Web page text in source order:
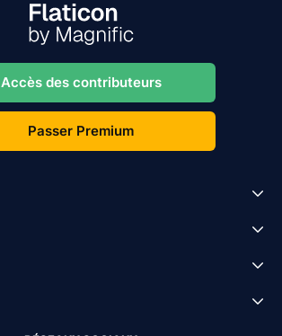
Accès des contributeurs
Passer Premium